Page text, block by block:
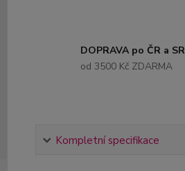
DOPRAVA po ČR a SR
od 3500 Kč ZDARMA
Kompletní specifikace